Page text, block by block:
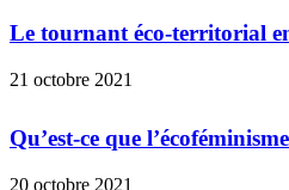
Le tournant éco-territorial
21 octobre 2021
Qu’est-ce que
20 octobre 2021